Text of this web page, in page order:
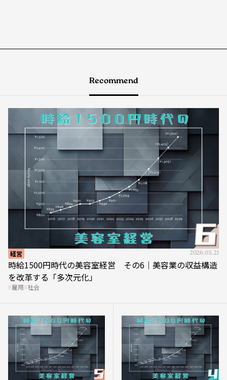
Recommend
経営 2026.05.21
時給1500円時代の美容室経営 その6｜美容業の収益構造
を改革する「多次元化」
雇用 社会